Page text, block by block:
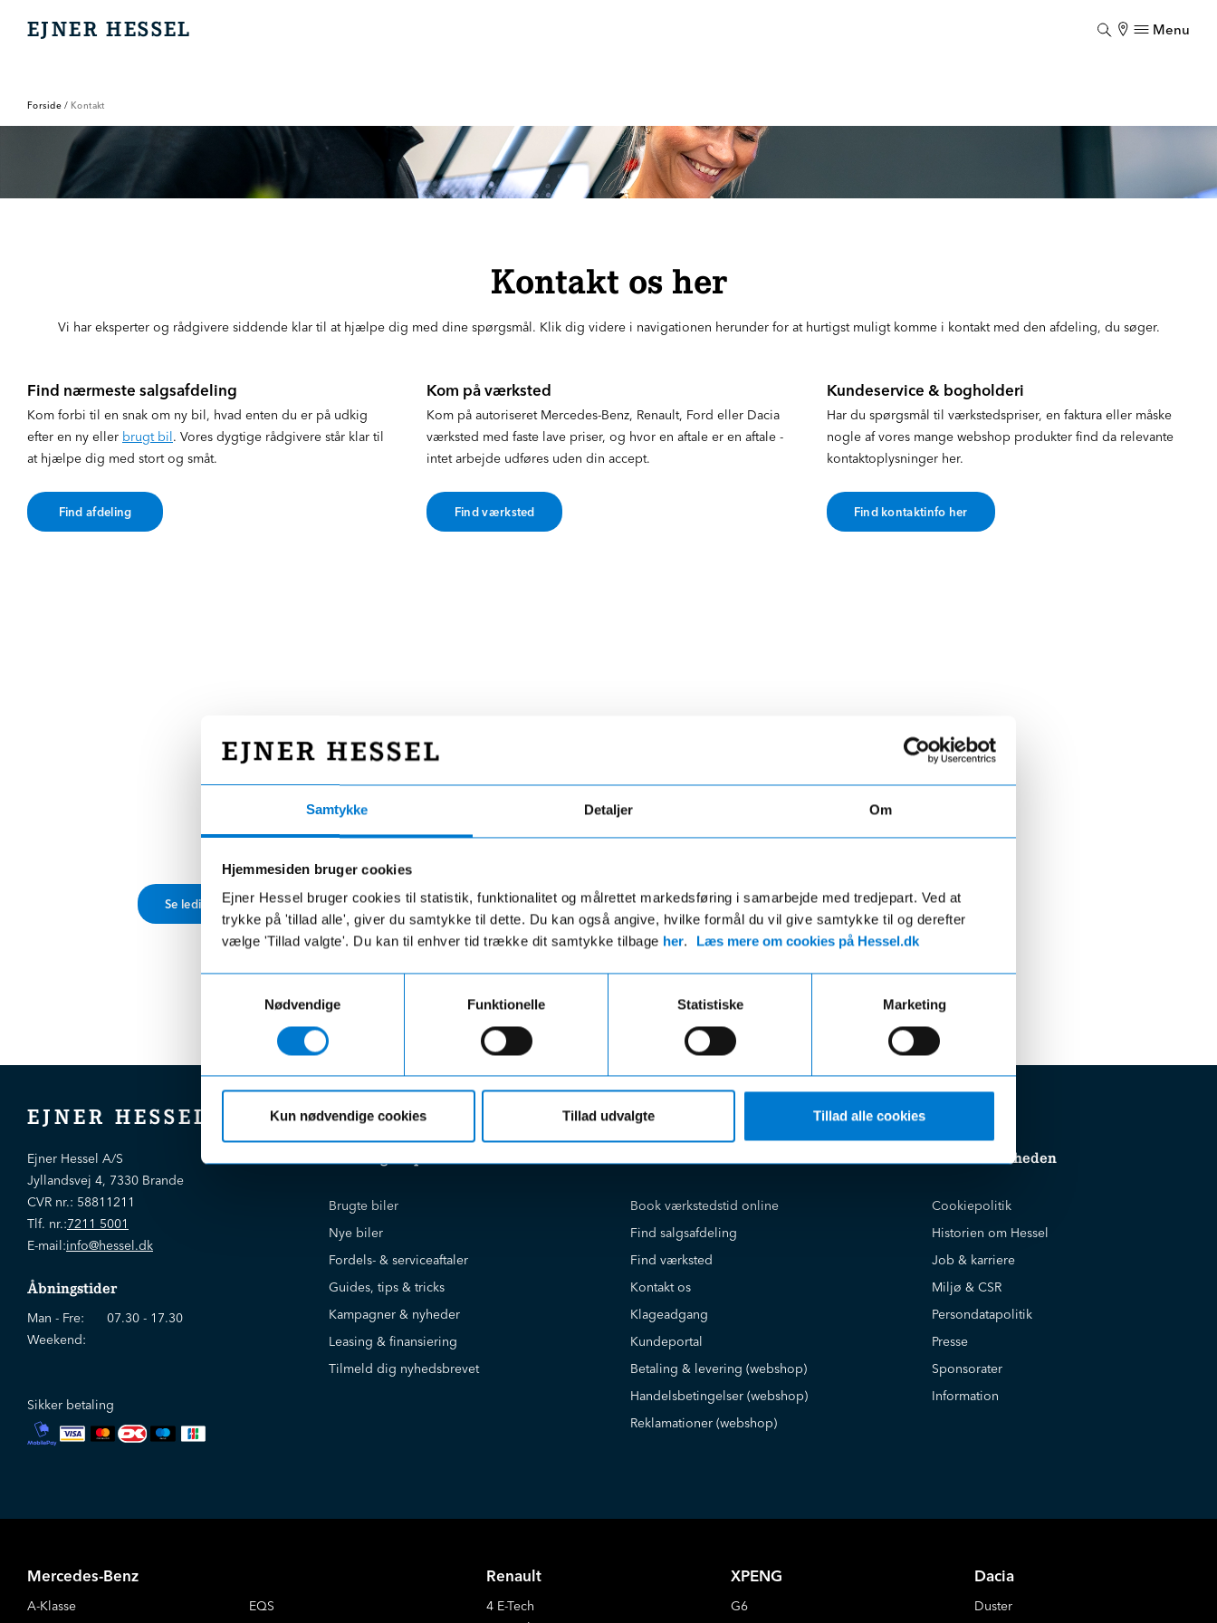
Samtykke Detaljer Om
Hjemmesiden bruger cookies
Ejner Hessel bruger cookies til statistik, funktionalitet og målrettet markedsføring i samarbejde med tredjepart. Ved at
trykke på 'tillad alle', giver du samtykke til dette. Du kan også angive, hvilke formål du vil give samtykke til og derefter
vælge 'Tillad valgte'. Du kan til enhver tid trække dit samtykke tilbage her. Læs mere om cookies på Hessel.dk
Nødvendige
Funktionelle Statistiske Marketing
Kun nødvendige cookies Tillad udvalgte Tillad alle cookies
EJNER HESSEL Menu
Forside / Kontakt
Kontakt os her
Vi har eksperter og rådgivere siddende klar til at hjælpe dig med dine spørgsmål. Klik dig videre i navigationen herunder for at hurtigst muligt komme i kontakt med den afdeling, du søger.
Find nærmeste salgsafdeling
Kom forbi til en snak om ny bil, hvad enten du er på udkig
efter en ny eller brugt bil. Vores dygtige rådgivere står klar til
at hjælpe dig med stort og småt.
Find afdeling
Kom på værksted
Kom på autoriseret Mercedes-Benz, Renault, Ford eller Dacia
værksted med faste lave priser, og hvor en aftale er en aftale -
intet arbejde udføres uden din accept.
Find værksted
Kundeservice & bogholderi
Har du spørgsmål til værkstedspriser, en faktura eller måske
nogle af vores mange webshop produkter find da relevante
kontaktoplysninger her.
Find kontaktinfo her
Vil du være en del af
Hessel familien?
Vi leder altid efter nye talenter, hvad end du er på
der lavt til loftet og mulighederne er uendelige.
Se ledige stillinger her
EJNER HESSEL
Ejner Hessel A/S
Jyllandsvej 4, 7330 Brande
CVR nr.: 58811211
Tlf. nr.:7211 5001
E-mail:info@hessel.dk
Åbningstider
Man - Fre:
07.30 - 17.30
Weekend:
Sikker betaling
Brugte biler
Nye biler
Fordels- & serviceaftaler
Guides, tips & tricks
Kampagner & nyheder
Leasing & finansiering
Tilmeld dig nyhedsbrevet
Book værkstedstid online
Find salgsafdeling
Find værksted
Kontakt os
Klageadgang
Kundeportal
Betaling & levering (webshop)
Handelsbetingelser (webshop)
Reklamationer (webshop)
Om virksomheden
Cookiepolitik
Historien om Hessel
Job & karriere
Miljø & CSR
Persondatapolitik
Presse
Sponsorater
Information
Mercedes-Benz
A-Klasse
EQS
Renault
4 E-Tech
XPENG
G6
Dacia
Duster